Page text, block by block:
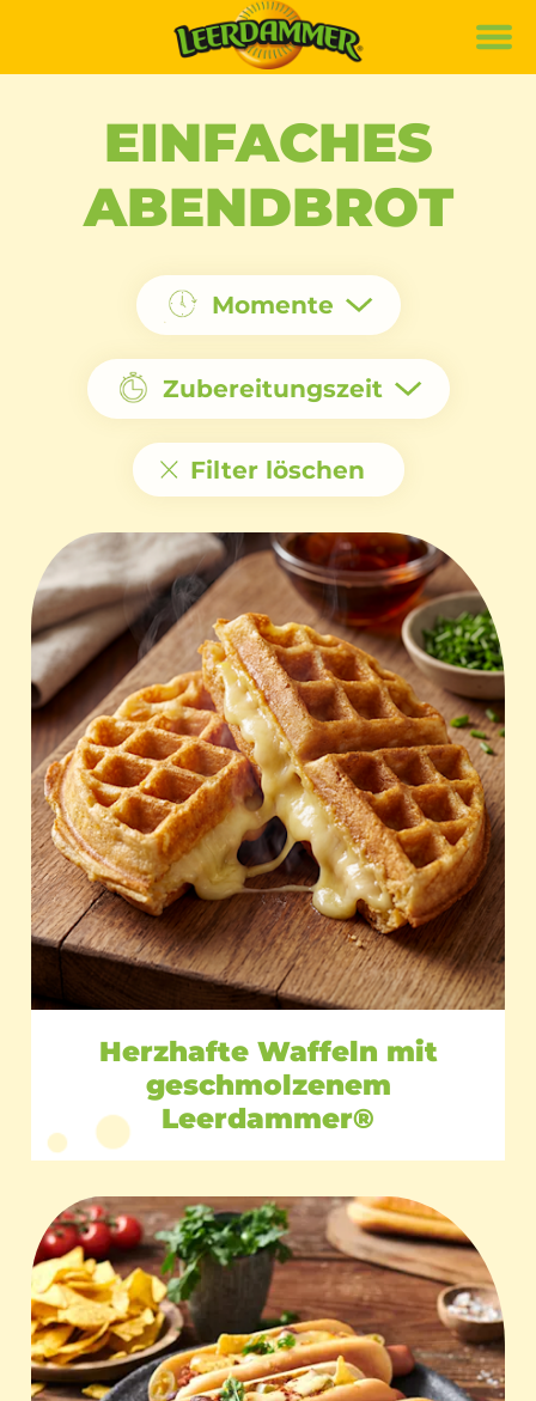
Marke
Rezepte
Produkte
Nachhaltigkeit
fr
EINFACHES
ABENDBROT
Momente
Zubereitungszeit
Filter löschen
Herzhafte Waffeln mit
geschmolzenem
Leerdammer®